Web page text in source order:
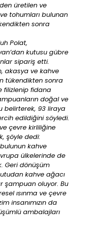
üretilen ve
tohumları bulunan
sonra
Polat,
kutusu gübre
sipariş etti.
akasya ve kahve
tükendikten sonra
filizlenip fidana
doğal ve
belirterek, 93 liraya
edildiğini söyledi.
çevre kirliliğine
şöyle dedi:
kahve
ülkelerinde de
Geri dönüşüm
kahve ağacı
şampuan oluyor. Bu
ısınma ve çevre
insanımızın da
ambalajları